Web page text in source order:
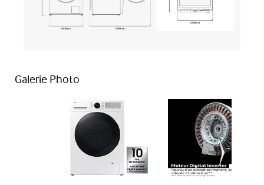
Galerie Photo